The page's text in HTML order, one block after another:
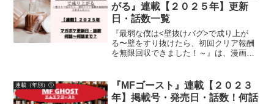
がる』連載【２０２５年】更新
日・話数一覧
『最弱な僕は<壁抜けバグ>で成り上が
る〜壁をすり抜けたら、初回クリア報酬
を無限回収できました！～』は、漫画：
品です。漫画の連載【２０２５年】マガ
ポケ（マガジンポケット）...
連載（年別）①
『MFゴースト』連載【２０２３
年】掲載号・発売日・話数！何話